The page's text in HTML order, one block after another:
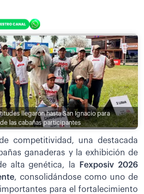
llegaron hasta San Ignacio para
las cabañas participantes
competitividad, una destacada
ganaderas y la exhibición de
alta genética, la
Fexposiv 2026
, consolidándose como uno de
para el fortalecimiento